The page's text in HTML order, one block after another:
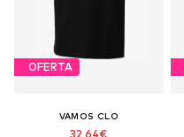
OFERTA
VAMOS CLO
32,64€